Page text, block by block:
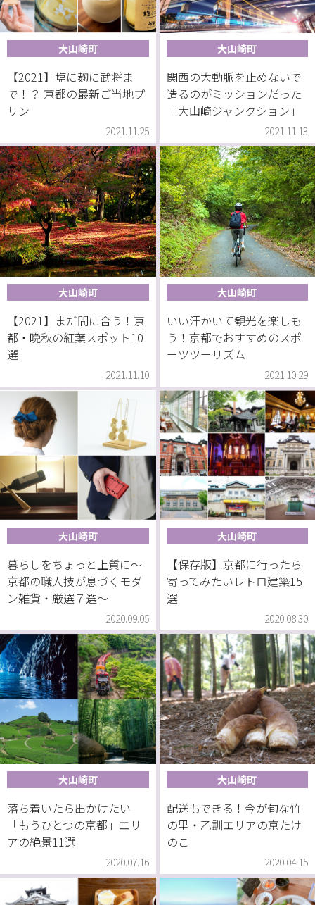
大山崎町
【2021】塩に麹に武将ま
で！？ 京都の最新ご当地プ
リン
2021.11.25
大山崎町
関西の大動脈を止めないで
造るのがミッションだった
「大山崎ジャンクション」
2021.11.13
大山崎町
【2021】まだ間に合う！京
都・晩秋の紅葉スポット10
選
2021.11.10
大山崎町
いい汗かいて観光を楽しも
う！京都でおすすめのスポ
ーツツーリズム
2021.10.29
大山崎町
暮らしをちょっと上質に〜
京都の職人技が息づくモダ
ン雑貨・厳選７選〜
2020.09.05
大山崎町
【保存版】京都に行ったら
寄ってみたいレトロ建築15
選
2020.08.30
大山崎町
落ち着いたら出かけたい
「もうひとつの京都」エリ
アの絶景11選
2020.07.16
大山崎町
配送もできる！今が旬な竹
の里・乙訓エリアの京たけ
のこ
2020.04.15